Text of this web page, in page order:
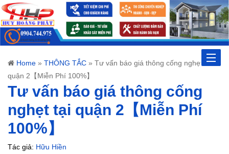
Toggle
Home » THÔNG TẮC » Tư vấn báo giá thông cống nghẹt tại
quận 2【Miễn Phí 100%】
Tư vấn báo giá thông cống
nghẹt tại quận 2【Miễn Phí
100%】
Tác giả: Hữu Hiền